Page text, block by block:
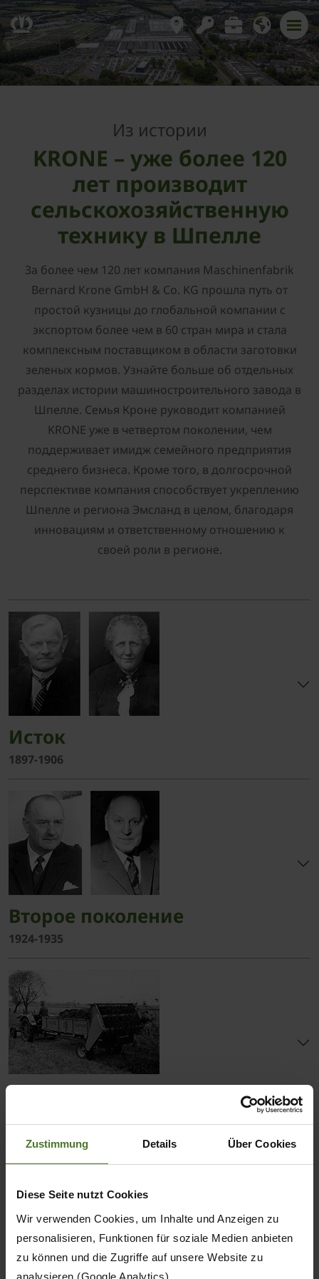
Zustimmung Details Über Cookies
Diese Seite nutzt Cookies
Wir verwenden Cookies, um Inhalte und Anzeigen zu
personalisieren, Funktionen für soziale Medien anbieten
zu können und die Zugriffe auf unsere Website zu
analysieren (Google Analytics).
Из истории
KRONE – уже более 120
лет производит
сельскохозяйственную
технику в Шпелле
За более чем 120 лет компания Maschinenfabrik
Bernard Krone GmbH & Co. KG прошла путь от
простой кузницы до глобальной компании с
экспортом более чем в 60 стран мира и стала
комплексным поставщиком в области заготовки
зеленых кормов. Узнайте больше об отдельных
разделах истории машиностроительного завода в
Шпелле. Семья Кроне руководит компанией
KRONE уже в четвертом поколении, чем
поддерживает имидж семейного предприятия
среднего бизнеса. Кроме того, в долгосрочной
перспективе компания способствует укреплению
Шпелле и региона Эмсланд в целом, благодаря
инновациям и ответственному отношению к
своей роли в регионе.
Исток
1897-1906
Второе поколение
1924-1935